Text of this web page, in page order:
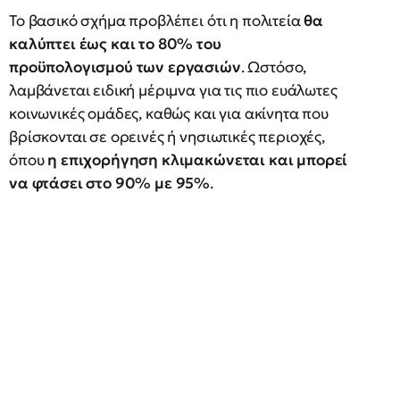
Το βασικό σχήμα προβλέπει ότι η πολιτείαθα
καλύπτει έως και το 80% του
προϋπολογισμού των εργασιών. Ωστόσο,
λαμβάνεται ειδική μέριμνα για τις πιο ευάλωτες
κοινωνικές ομάδες, καθώς και για ακίνητα που
βρίσκονται σε ορεινές ή νησιωτικές περιοχές,
όπουη επιχορήγηση κλιμακώνεται και μπορεί
να φτάσει στο 90% με 95%.